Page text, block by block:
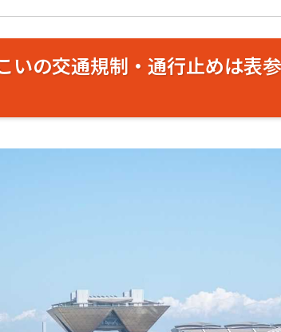
いの交通規制・通行止めは表